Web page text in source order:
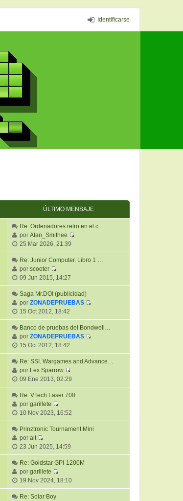
Identificarse
ÚLTIMO MENSAJE
Re: Ordenadores retro en el c…
porAlan_Smithee
e
r
t
i
m
m
e
n
j
25 Mar 2026, 21:39
Re: Junior Computer. Libro 1 …
porscooter
V
e
r
ú
l
t
i
m
o
m
e
n
s
j
e
09 Jun 2015, 14:27
Saga Mr.DO! (publicidad)
porZONADEPRUEBAS
e
r
t
i
m
j
15 Oct 2012, 18:42
Banco de pruebas del Bondwell…
porZONADEPRUEBAS
e
r
t
m
e
15 Oct 2012, 18:42
Re: SSI. Wargames and Advance…
por Lex Sparrow
V
e
r
l
t
i
m
e
s
09 Ene 2013, 02:29
Re: VTech Laser 700
porgarillete
V
e
r
l
t
i
o
m
10 Nov 2023, 16:52
Prinztronic Tournament Mini
poralt
V
e
r
ú
l
t
i
23 Jun 2025, 14:59
Re: Goldstar GPI-1200M
porgarillete
V
e
19 Nov 2024, 18:10
Re: Solar Boy